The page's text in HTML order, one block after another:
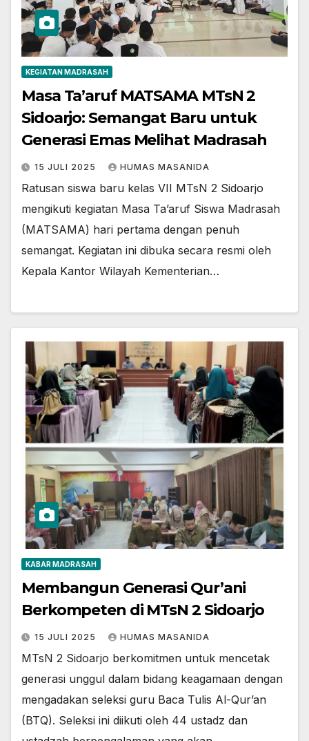
KEGIATAN MADRASAH
Masa Ta’aruf MATSAMA MTsN 2
Sidoarjo: Semangat Baru untuk
Generasi Emas Melihat Madrasah
15 JULI 2025 HUMAS MASANIDA
Ratusan siswa baru kelas VII MTsN 2 Sidoarjo
mengikuti kegiatan Masa Ta’aruf Siswa Madrasah
(MATSAMA) hari pertama dengan penuh
semangat. Kegiatan ini dibuka secara resmi oleh
Kepala Kantor Wilayah Kementerian…
KABAR MADRASAH
Membangun Generasi Qur’ani
Berkompeten di MTsN 2 Sidoarjo
15 JULI 2025 HUMAS MASANIDA
MTsN 2 Sidoarjo berkomitmen untuk mencetak
generasi unggul dalam bidang keagamaan dengan
mengadakan seleksi guru Baca Tulis Al-Qur’an
(BTQ). Seleksi ini diikuti oleh 44 ustadz dan